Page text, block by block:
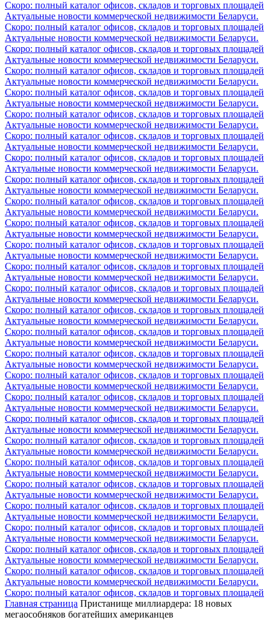
Скоро: полный каталог офисов, складов и торговых площадей
Актуальные новости коммерческой недвижимости Беларуси.
Скоро: полный каталог офисов, складов и торговых площадей
Актуальные новости коммерческой недвижимости Беларуси.
Скоро: полный каталог офисов, складов и торговых площадей
Актуальные новости коммерческой недвижимости Беларуси.
Скоро: полный каталог офисов, складов и торговых площадей
Актуальные новости коммерческой недвижимости Беларуси.
Скоро: полный каталог офисов, складов и торговых площадей
Актуальные новости коммерческой недвижимости Беларуси.
Скоро: полный каталог офисов, складов и торговых площадей
Актуальные новости коммерческой недвижимости Беларуси.
Скоро: полный каталог офисов, складов и торговых площадей
Актуальные новости коммерческой недвижимости Беларуси.
Скоро: полный каталог офисов, складов и торговых площадей
Актуальные новости коммерческой недвижимости Беларуси.
Скоро: полный каталог офисов, складов и торговых площадей
Актуальные новости коммерческой недвижимости Беларуси.
Скоро: полный каталог офисов, складов и торговых площадей
Актуальные новости коммерческой недвижимости Беларуси.
Скоро: полный каталог офисов, складов и торговых площадей
Актуальные новости коммерческой недвижимости Беларуси.
Скоро: полный каталог офисов, складов и торговых площадей
Актуальные новости коммерческой недвижимости Беларуси.
Скоро: полный каталог офисов, складов и торговых площадей
Актуальные новости коммерческой недвижимости Беларуси.
Скоро: полный каталог офисов, складов и торговых площадей
Актуальные новости коммерческой недвижимости Беларуси.
Скоро: полный каталог офисов, складов и торговых площадей
Актуальные новости коммерческой недвижимости Беларуси.
Скоро: полный каталог офисов, складов и торговых площадей
Актуальные новости коммерческой недвижимости Беларуси.
Скоро: полный каталог офисов, складов и торговых площадей
Актуальные новости коммерческой недвижимости Беларуси.
Скоро: полный каталог офисов, складов и торговых площадей
Актуальные новости коммерческой недвижимости Беларуси.
Скоро: полный каталог офисов, складов и торговых площадей
Актуальные новости коммерческой недвижимости Беларуси.
Скоро: полный каталог офисов, складов и торговых площадей
Актуальные новости коммерческой недвижимости Беларуси.
Скоро: полный каталог офисов, складов и торговых площадей
Актуальные новости коммерческой недвижимости Беларуси.
Скоро: полный каталог офисов, складов и торговых площадей
Актуальные новости коммерческой недвижимости Беларуси.
Скоро: полный каталог офисов, складов и торговых площадей
Актуальные новости коммерческой недвижимости Беларуси.
Скоро: полный каталог офисов, складов и торговых площадей
Актуальные новости коммерческой недвижимости Беларуси.
Скоро: полный каталог офисов, складов и торговых площадей
Актуальные новости коммерческой недвижимости Беларуси.
Скоро: полный каталог офисов, складов и торговых площадей
Актуальные новости коммерческой недвижимости Беларуси.
Скоро: полный каталог офисов, складов и торговых площадей
Актуальные новости коммерческой недвижимости Беларуси.
Скоро: полный каталог офисов, складов и торговых площадей
Главная страница Пристанище миллиардера: 18 новых
мегаособняков богатейших американцев